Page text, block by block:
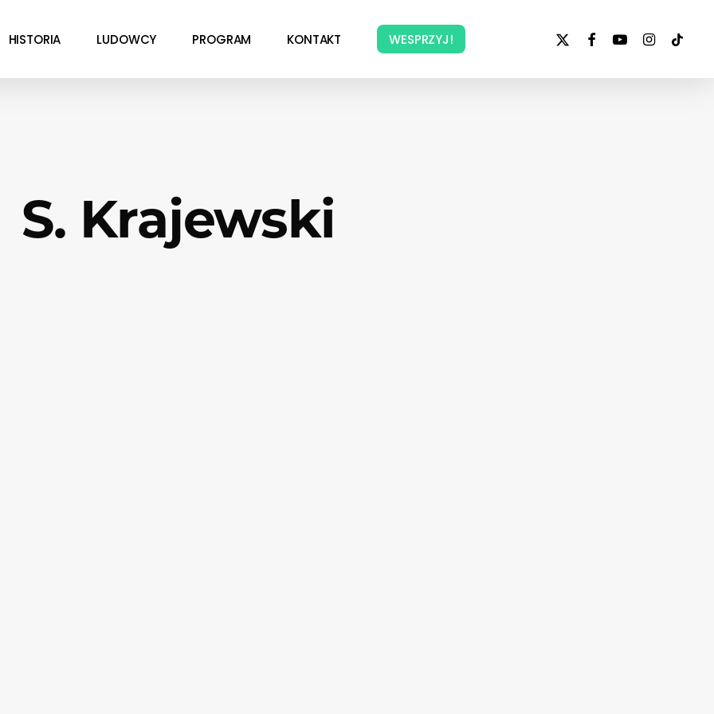
HISTORIA LUDOWCY PROGRAM KONTAKT WESPRZYJ!
x-
facebookyoutubeinstagram
tiktok
S. Krajewski